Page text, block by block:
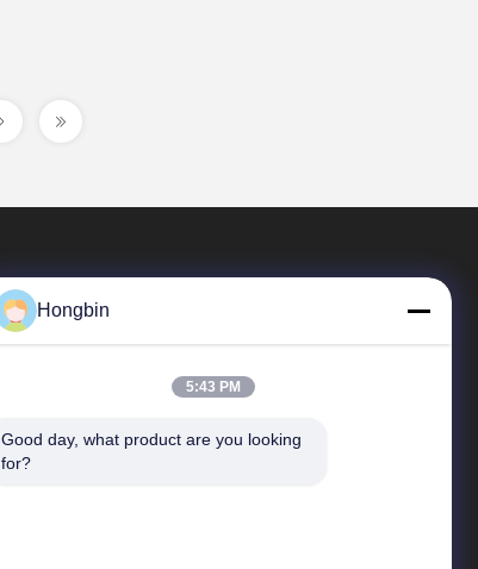
Быстрые Ссылки
Hongbin
5:43 PM
Good day, what product are you looking
for?